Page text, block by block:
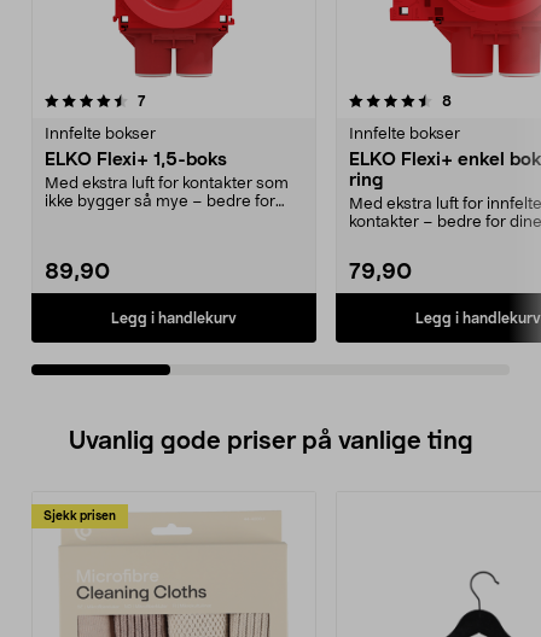
7anmeldelser
Innfelte bokser
ELKO Flexi+ 1,5-boks
Med ekstra luft for kontakter som
ikke bygger så mye – bedre for
89,90
Legg i handlekurv
4.5av 5 stjerner 8anmeldelser
Innfelte bokser
ELKO Flexi+ enkel
ring
Med ekstra luft for innfelte
kontakter – bedre for dine
79,90
Legg i handlekurv
5.0av 5 stjerner
Uvanlig gode priser på vanlige ting
Sjekk prisen